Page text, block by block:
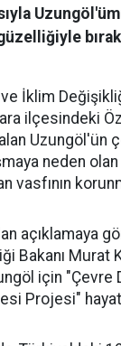
İklim
ilçesindeki
Uzungöl'ün
neden olan
vasfının
açıklamaya
Bakanı Murat
için "Çevre
Projesi"